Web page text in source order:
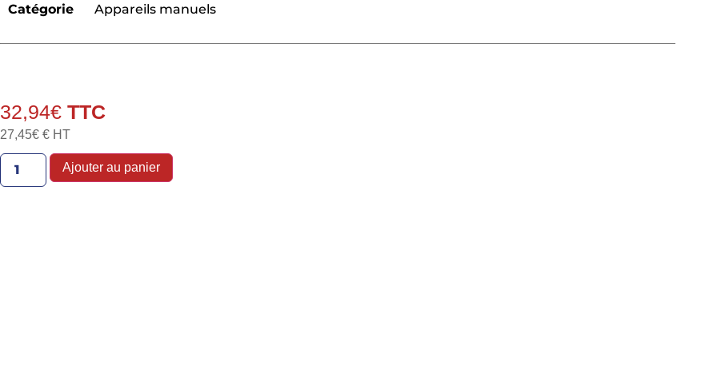
Catégorie
Appareils manuels
32,94€
27,45€€ HT
Ajouter au panier